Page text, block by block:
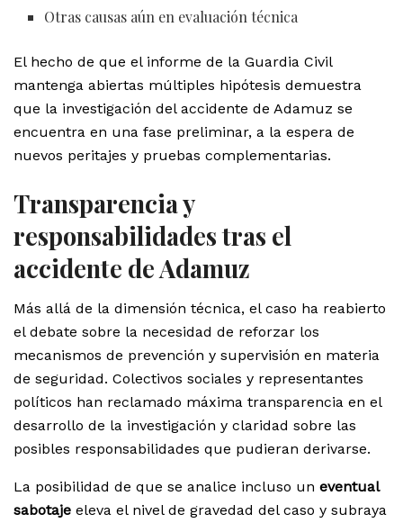
Otras causas aún en evaluación técnica
El hecho de que el informe de la Guardia Civil
mantenga abiertas múltiples hipótesis demuestra
que la investigación del accidente de Adamuz se
encuentra en una fase preliminar, a la espera de
nuevos peritajes y pruebas complementarias.
Transparencia y
responsabilidades tras el
accidente de Adamuz
Más allá de la dimensión técnica, el caso ha reabierto
el debate sobre la necesidad de reforzar los
mecanismos de prevención y supervisión en materia
de seguridad. Colectivos sociales y representantes
políticos han reclamado máxima transparencia en el
desarrollo de la investigación y claridad sobre las
posibles responsabilidades que pudieran derivarse.
La posibilidad de que se analice incluso un eventual
sabotaje eleva el nivel de gravedad del caso y subraya